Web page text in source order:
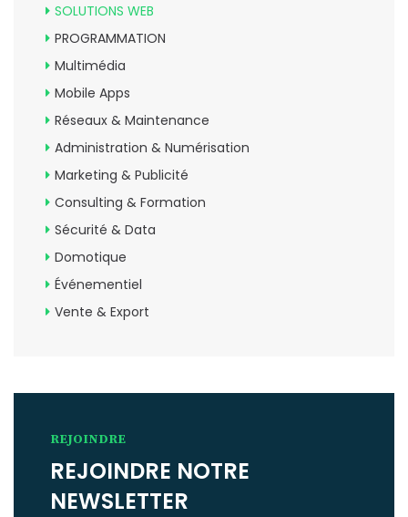
SOLUTIONS WEB
PROGRAMMATION
Multimédia
Mobile Apps
Réseaux & Maintenance
Administration & Numérisation
Marketing & Publicité
Consulting & Formation
Sécurité & Data
Domotique
Événementiel
Vente & Export
REJOINDRE
REJOINDRE NOTRE
NEWSLETTER